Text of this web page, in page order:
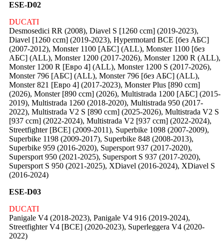
ESE-D02
DUCATI
Desmosedici RR (2008), Diavel S [1260 ccm] (2019-2023),
Diavel [1260 ccm] (2019-2023), Hypermotard ВСЕ [без АБС]
(2007-2012), Monster 1100 [АБС] (ALL), Monster 1100 [без
АБС] (ALL), Monster 1200 (2017-2026), Monster 1200 R (ALL),
Monster 1200 R [Евро 4] (ALL), Monster 1200 S (2017-2026),
Monster 796 [АБС] (ALL), Monster 796 [без АБС] (ALL),
Monster 821 [Евро 4] (2017-2023), Monster Plus [890 ccm]
(2026), Monster [890 ccm] (2026), Multistrada 1200 [АБС] (2015-
2019), Multistrada 1260 (2018-2020), Multistrada 950 (2017-
2022), Multistrada V2 S [890 ccm] (2025-2026), Multistrada V2 S
[937 ccm] (2022-2024), Multistrada V2 [937 ccm] (2022-2024),
Streetfighter [ВСЕ] (2009-2011), Superbike 1098 (2007-2009),
Superbike 1198 (2009-2017), Superbike 848 (2008-2013),
Superbike 959 (2016-2020), Supersport 937 (2017-2020),
Supersport 950 (2021-2025), Supersport S 937 (2017-2020),
Supersport S 950 (2021-2025), XDiavel (2016-2024), XDiavel S
(2016-2024)
ESE-D03
DUCATI
Panigale V4 (2018-2023), Panigale V4 916 (2019-2024),
Streetfighter V4 [ВСЕ] (2020-2023), Superleggera V4 (2020-
2022)